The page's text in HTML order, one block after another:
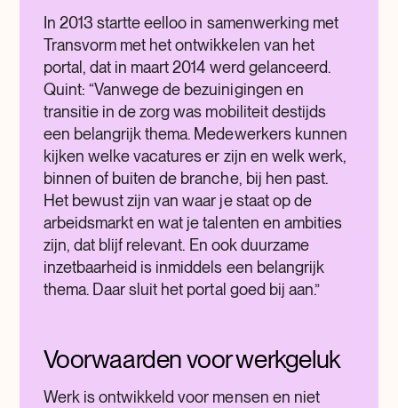
In 2013 startte eelloo in samenwerking met
Transvorm met het ontwikkelen van het
portal, dat in maart 2014 werd gelanceerd.
Quint: “Vanwege de bezuinigingen en
transitie in de zorg was mobiliteit destijds
een belangrijk thema. Medewerkers kunnen
kijken welke vacatures er zijn en welk werk,
binnen of buiten de branche, bij hen past.
Het bewust zijn van waar je staat op de
arbeidsmarkt en wat je talenten en ambities
zijn, dat blijf relevant. En ook duurzame
inzetbaarheid is inmiddels een belangrijk
thema. Daar sluit het portal goed bij aan.”
Voorwaarden voor werkgeluk
Werk is ontwikkeld voor mensen en niet